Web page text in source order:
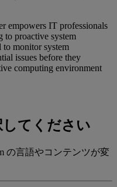
empowers IT professionals
to proactive system
to monitor system
issues before they
computing environment
てください
の言語やコンテンツが変